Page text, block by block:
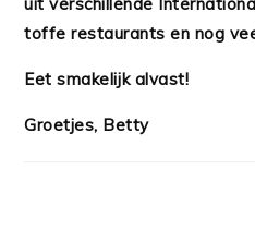
toffe restaurants en nog
Eet smakelijk alvast!
Groetjes, Betty